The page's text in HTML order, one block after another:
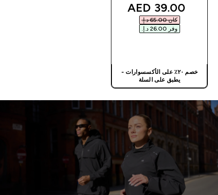
discounted price
39.00 AED‎
كان ‏65.00 د.إ.‏‎
وفر ‏26.00 د.إ.‏‎
خصم ٢٠٪ على الأكسسوارات -
يطبق على السلة